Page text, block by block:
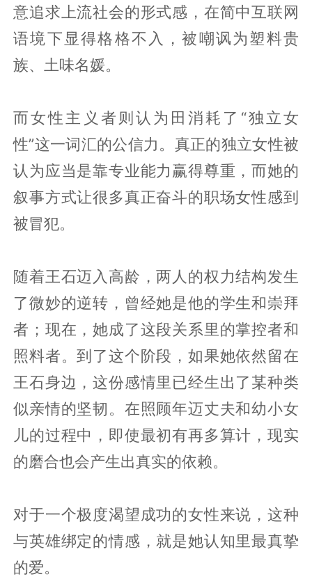
意追求上流社会的形式感，在简中互联网
语境下显得格格不入，被嘲讽为塑料贵
族、土味名媛。
而女性主义者则认为田消耗了“独立女
性”这一词汇的公信力。真正的独立女性被
认为应当是靠专业能力赢得尊重，而她的
叙事方式让很多真正奋斗的职场女性感到
被冒犯。
随着王石迈入高龄，两人的权力结构发生
了微妙的逆转，曾经她是他的学生和崇拜
者；现在，她成了这段关系里的掌控者和
照料者。到了这个阶段，如果她依然留在
王石身边，这份感情里已经生出了某种类
似亲情的坚韧。在照顾年迈丈夫和幼小女
儿的过程中，即使最初有再多算计，现实
的磨合也会产生出真实的依赖。
对于一个极度渴望成功的女性来说，这种
与英雄绑定的情感，就是她认知里最真挚
的爱。